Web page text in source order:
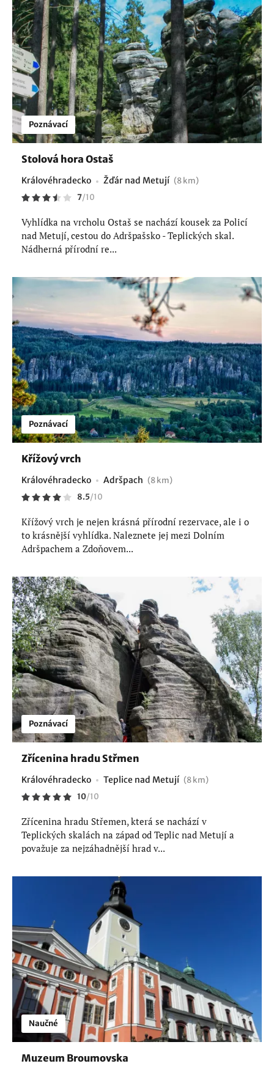
Poznávací
Stolová hora Ostaš
Královéhradecko Žďár nad Metují (8 km)
7/10
Vyhlídka na vrcholu Ostaš se nachází kousek za Policí
nad Metují, cestou do Adršpašsko - Teplických skal.
Nádherná přírodní re...
Poznávací
Křížový vrch
Královéhradecko Adršpach (8 km)
8.5/10
Křížový vrch je nejen krásná přírodní rezervace, ale i o
to krásnější vyhlídka. Naleznete jej mezi Dolním
Adršpachem a Zdoňovem...
Poznávací
Zřícenina hradu Střmen
Královéhradecko Teplice nad Metují (8 km)
10/10
Zřícenina hradu Střemen, která se nachází v
Teplických skalách na západ od Teplic nad Metují a
považuje za nejzáhadnější hrad v...
Naučné
Muzeum Broumovska